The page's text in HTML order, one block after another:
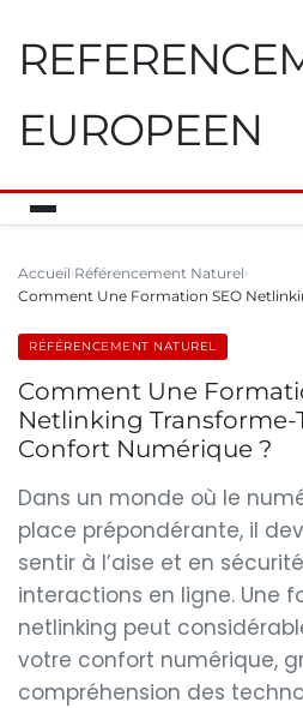
EUROPEEN
Accueil Référencement Naturel
Comment Une Formation SEO
RÉFÉRENCEMENT NATUREL
Comment Une
Netlinking Transforme-
Confort Numérique ?
Dans un monde où le
place prépondérante, il
sentir à l’aise et en
interactions en ligne. Une
netlinking peut
votre confort numérique,
compréhension des